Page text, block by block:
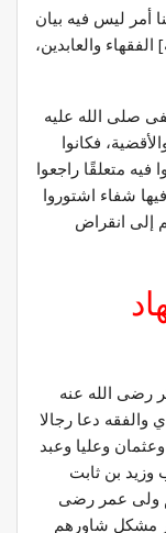
أمر ليس فيه بيان
والعابدين،
صلى الله عليه
فكانوا
فيه متعلقًا راجعوا
شفاء اشتوروا
إلى انقراض
رضى الله عنه
والفقه دعا رجالا
وعليا وعبد
بن ثابت
ولى عمر رضى
مشكل شاورهم